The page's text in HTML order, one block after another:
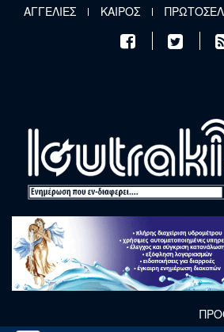
Παράκαμψη προς το κυρίως
ΑΓΓΕΛΙΕΣ ΚΑΙΡΟΣ